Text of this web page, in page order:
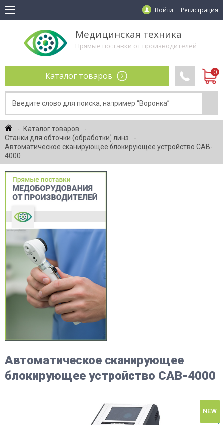
Войти Регистрация
Медицинская техника
Прямые поставки от производителей
Каталог товаров
Каталог товаров
Станки для обточки (обработки) линз
Автоматическое сканирующее блокирующее устройство CAB-
4000
Автоматическое сканирующее
блокирующее устройство CAB-4000
NEW